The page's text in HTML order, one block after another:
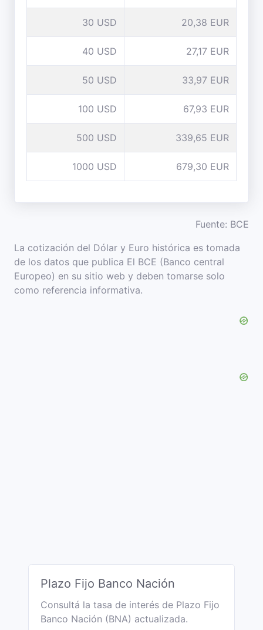
30 USD 20,38 EUR
40 USD 27,17 EUR
50 USD 33,97 EUR
100 USD 67,93 EUR
500 USD 339,65 EUR
1000 USD 679,30 EUR
Fuente: BCE
La cotización del Dólar y Euro histórica es tomada
de los datos que publica El BCE (Banco central
Europeo) en su sitio web y deben tomarse solo
como referencia informativa.
Plazo Fijo Banco Nación
Consultá la tasa de interés de Plazo Fijo
Banco Nación (BNA) actualizada.